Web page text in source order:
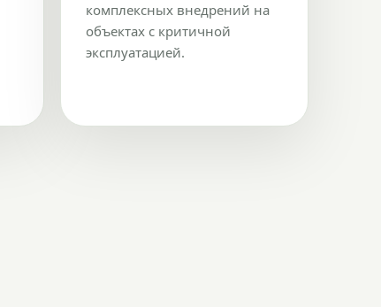
комплексных внедрений на
объектах с критичной
эксплуатацией.